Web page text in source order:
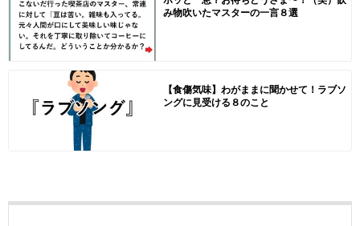
み物吹いたマスターの一言８選
【食傷気味】わがままに聞かせて！ラブソ
ングに見受ける８のこと